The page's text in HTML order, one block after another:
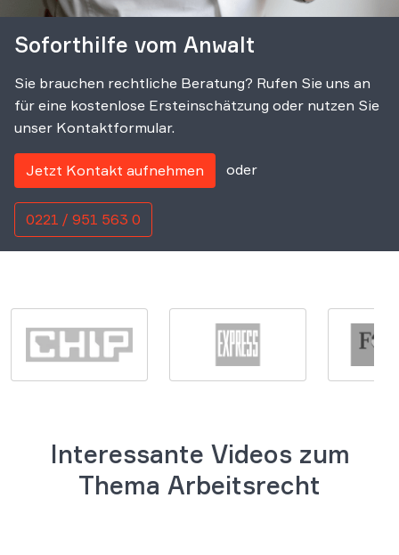
Soforthilfe vom Anwalt
Sie brauchen rechtliche Beratung? Rufen Sie uns an
für eine kostenlose Ersteinschätzung oder nutzen Sie
unser Kontaktformular.
Jetzt Kontakt aufnehmen oder
0221 / 951 563 0
Interessante Videos zum
Thema Arbeitsrecht